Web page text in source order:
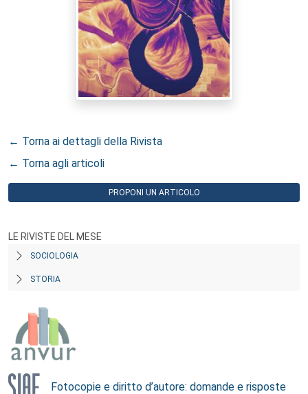
← Torna ai dettagli della Rivista
← Torna agli articoli
PROPONI UN ARTICOLO
LE RIVISTE DEL MESE
SOCIOLOGIA
STORIA
Fotocopie e diritto d’autore: domande e risposte